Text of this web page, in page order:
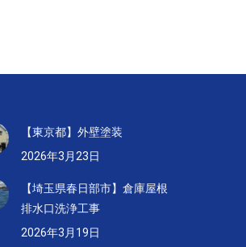
【東京都】外壁塗装
2026年3月23日
【埼玉県春日部市】倉庫屋根
排水口洗浄工事
2026年3月19日